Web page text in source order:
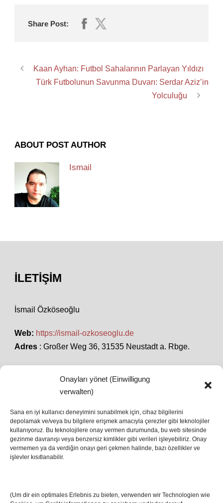
Onayları yönet (Einwilligung
verwalten)
Sana en iyi kullanıcı deneyimini sunabilmek için, cihaz bilgilerini
depolamak ve/veya bu bilgilere erişmek amacıyla çerezler gibi teknolojiler
kullanıyoruz. Bu teknolojilere onay vermen durumunda, bu web sitesinde
gezinme davranışı veya benzersiz kimlikler gibi verileri işleyebiliriz. Onay
vermemen ya da verdiğin onayı geri çekmen halinde, bazı özellikler ve
işlevler kısıtlanabilir.
(Um dir ein optimales Erlebnis zu bieten, verwenden wir Technologien wie
Share Post:
Kaan Ayhan: Futbol Sahalarının Parlayan Yıldızı
Türk Futbolunun Savunma Duvarı: Serdar Aziz’in
Yolculuğu
ABOUT POST AUTHOR
Ismail
İLETIŞIM
İsmail Özköseoğlu
Web: https://ismail-ozkoseoglu.de
Adres : Großer Weg 36, 31535 Neustadt a. Rbge.
SON HABERLER
İstanbul’da Avrupa Ligi Finali: Freiburg ve Aston
Villa Boğaz’da Tarih Yazmaya Hazırlanıyor
08 May 2026
17 Nis 2026